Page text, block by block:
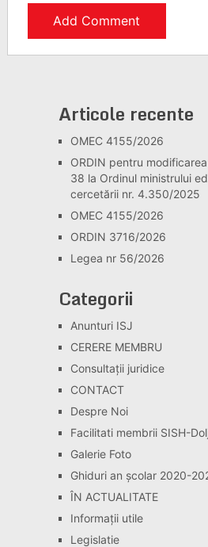
Articole recente
OMEC 4155/2026
ORDIN pentru
38 la Ordinul ministrului
cercetării nr. 4.350/2025
OMEC 4155/2026
ORDIN 3716/2026
Legea nr 56/2026
Categorii
Anunturi ISJ
CERERE MEMBRU
Consultaţii juridice
CONTACT
Despre Noi
Facilitati membrii SISH-
Galerie Foto
Ghiduri an școlar 2020-
ÎN ACTUALITATE
Informaţii utile
Legislatie